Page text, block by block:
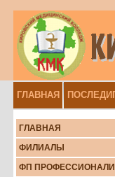
ГЛАВНАЯ
ГЛАВНАЯ
ФИЛИАЛЫ
ФП